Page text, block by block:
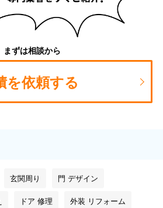
まずは相談から
を依頼する
玄関周り 門 デザイン
ドア 修理 外装 リフォーム